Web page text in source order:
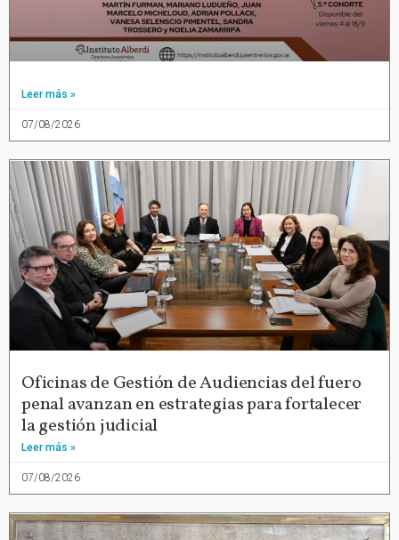
Leer más »
07/08/2026
Oficinas de Gestión de Audiencias del fuero
penal avanzan en estrategias para fortalecer
la gestión judicial
Leer más »
07/08/2026